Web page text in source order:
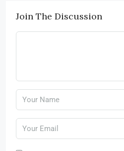
Join The Discussion